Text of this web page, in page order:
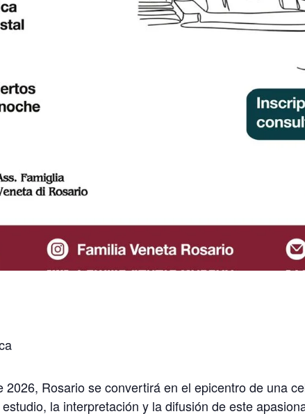
2026, Rosario se convertirá en el epicentro de una
la interpretación y la difusión de este